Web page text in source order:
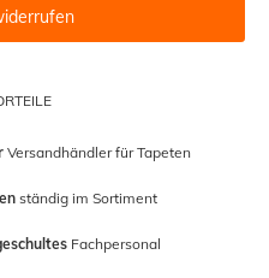
Versandhändler für Tapeten
ständig im Sortiment
Fachpersonal